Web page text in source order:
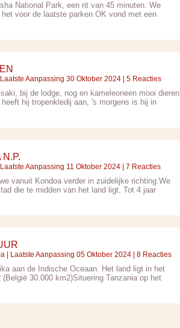
National Park, een rit van 45 minuten. We
voor de laatste parken OK vond met een
Aanpassing 30 Oktober 2024 | 5 Reacties
bij de lodge, nog en kameleoneen mooi dieren
hij tropenkledij aan, 's morgens is hij in
Aanpassing 11 Oktober 2024 | 7 Reacties
vanuit Kondoa verder in zuidelijke richting.We
die te midden van het land ligt. Tot 4 jaar
| Laatste Aanpassing 05 Oktober 2024 | 8 Reacties
aan de Indische Oceaan. Het land ligt in het
30.000 km2)Situering Tanzania op het